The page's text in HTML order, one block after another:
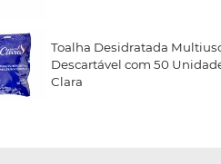
Toalha Desidratada
Descartável com 50
Clara